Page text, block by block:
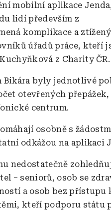
mobilní aplikace
lidí především z
komplikace a
úřadů práce, kteří
z Charity ČR.
Bikára byly jednotlivé
otevřených přepážek,
centrum.
osobně s
odkážou na aplikaci
nedostatečně
– seniorů, osob se
a osob bez přístupu
kteří podporu státu